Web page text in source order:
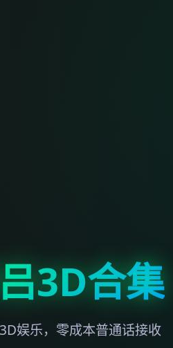
3D合集
娱乐，零成本普通话接收